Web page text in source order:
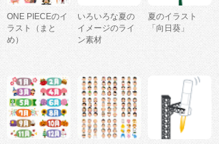
ONE PIECEのイ
ラスト（まと
め）
いろいろな夏の
イメージのライ
ン素材
夏のイラスト
「向日葵」